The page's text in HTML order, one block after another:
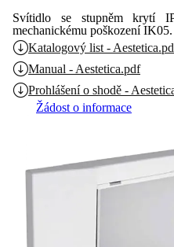
Svítidlo se stupněm krytí
mechanickému poškození IK05.
Katalogový list -
Manual - Aestetica.pdf
Prohlášení o shodě -
Žádost o informace